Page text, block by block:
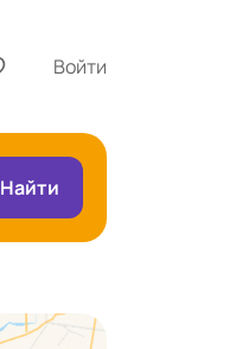
Войти
Найти